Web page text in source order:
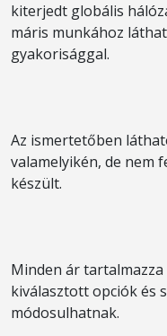
kiterjedt globális
máris munkához
gyakorisággal.
Az ismertetőben
valamelyikén, de nem
készült.
Minden ár tartalmazza
kiválasztott opciók és
módosulhatnak.